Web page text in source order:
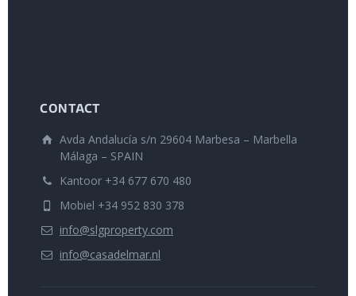
CONTACT
Avda Andalucía s/n 29604 Marbesa – Marbella
Málaga – SPAIN
Kantoor +34 677 670 480
Mobiel +34 952 830 378
info@slgproperty.com
info@casadelmar.nl